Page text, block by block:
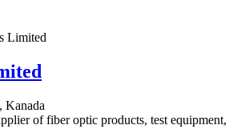
of fiber optic products, test equipment,